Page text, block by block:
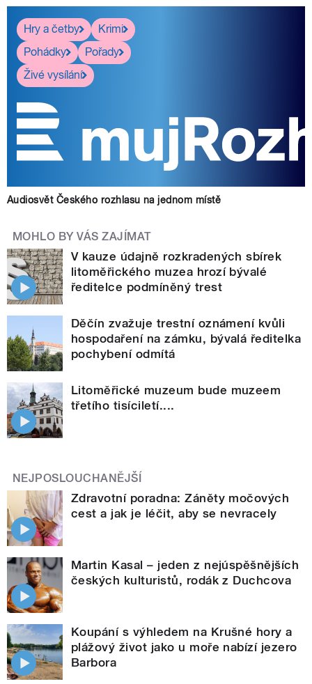
Hry a četby
Krimi
Pohádky
Pořady
Živé vysílání
Audiosvět Českého rozhlasu na jednom místě
MOHLO BY VÁS ZAJÍMAT
V kauze údajně rozkradených sbírek
litoměřického muzea hrozí bývalé
ředitelce podmíněný trest
Děčín zvažuje trestní oznámení kvůli
hospodaření na zámku, bývalá ředitelka
pochybení odmítá
Litoměřické muzeum bude muzeem
třetího tisíciletí....
NEJPOSLOUCHANĚJŠÍ
Zdravotní poradna: Záněty močových
cest a jak je léčit, aby se nevracely
Martin Kasal – jeden z nejúspěšnějších
českých kulturistů, rodák z Duchcova
Koupání s výhledem na Krušné hory a
plážový život jako u moře nabízí jezero
Barbora